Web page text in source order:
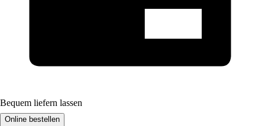
Bequem liefern lassen
Online bestellen